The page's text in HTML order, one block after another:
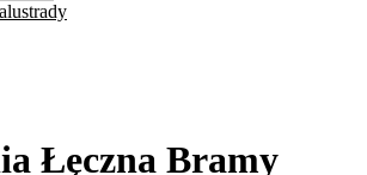
Łęczna Bramy